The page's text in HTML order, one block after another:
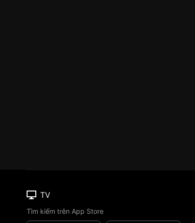
TV
Tìm kiếm trên App Store